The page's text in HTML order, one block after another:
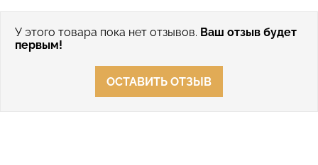
У этого товара пока нет отзывов. Ваш отзыв будет
первым!
ОСТАВИТЬ ОТЗЫВ